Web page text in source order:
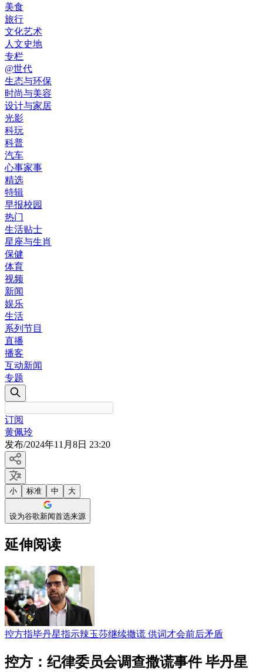
美食
旅行
文化艺术
人文史地
专栏
@世代
生态与环保
时尚与美容
设计与家居
光影
科玩
科普
汽车
心事家事
精选
特辑
早报校园
热门
生活贴士
星座与生肖
保健
体育
视频
新闻
娱乐
生活
系列节目
直播
播客
互动新闻
专题
订阅
黄佩玲
发布/2024年11月8日 23:20
小 标准 中 大
设为谷歌新闻首选来源
延伸阅读
控方指毕丹星指示辣玉莎继续撒谎 供词才会前后矛盾
控方：纪律委员会调查撒谎事件 毕丹星